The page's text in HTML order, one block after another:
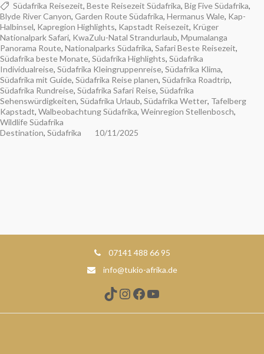
Südafrika Reisezeit, Beste Reisezeit Südafrika, Big Five Südafrika,
Blyde River Canyon, Garden Route Südafrika, Hermanus Wale, Kap-
Halbinsel, Kapregion Highlights, Kapstadt Reisezeit, Krüger
Nationalpark Safari, KwaZulu-Natal Strandurlaub, Mpumalanga
Panorama Route, Nationalparks Südafrika, Safari Beste Reisezeit,
Südafrika beste Monate, Südafrika Highlights, Südafrika
Individualreise, Südafrika Kleingruppenreise, Südafrika Klima,
Südafrika mit Guide, Südafrika Reise planen, Südafrika Roadtrip,
Südafrika Rundreise, Südafrika Safari Reise, Südafrika
Sehenswürdigkeiten, Südafrika Urlaub, Südafrika Wetter, Tafelberg
Kapstadt, Walbeobachtung Südafrika, Weinregion Stellenbosch,
Wildlife Südafrika
Destination, Südafrika 10/11/2025
07141 488 66 95
info@tukio-afrika.de
TikTok
Instagram
Facebook
YouTube